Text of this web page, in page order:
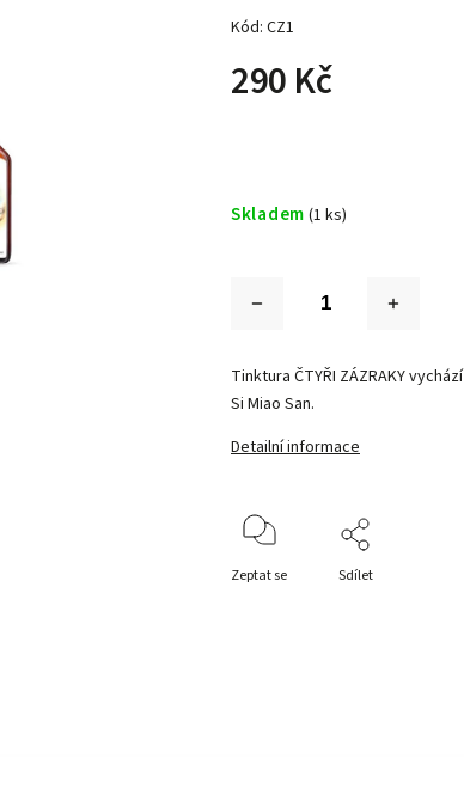
Kód: CZ1
290 Kč
Skladem (1 ks)
Tinktura ČTYŘI ZÁZRAKY
Si Miao San.
Detailní informace
Zeptat se Sdílet